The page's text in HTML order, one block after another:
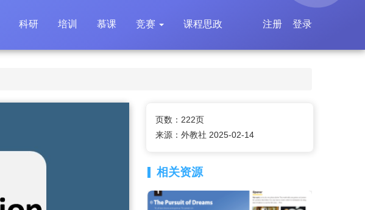
科研 培训 慕课 竞赛 课程思政 登录
注册
页数：222页
来源：外教社 2025-02-14
相关资源